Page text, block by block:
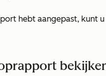
hebt aangepast, kunt u